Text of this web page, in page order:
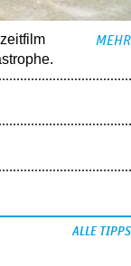
MEHR
ALLE TIPPS